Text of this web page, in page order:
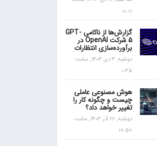
10:01
گزارش‌ها از ناکامی GPT-
5 شرکت OpenAI در
برآورده‌سازی انتظارات
دوشنبه, 3 دی 1403, ساعت
0:35
هوش مصنوعی عاملی
چیست و چگونه کار را
تغییر خواهد داد؟
دوشنبه, 26 آذر 1403, ساعت
17:57